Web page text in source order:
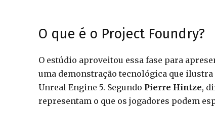
O que é o Project Foundry?
O estúdio aproveitou essa fase para
uma demonstração tecnológica que
Unreal Engine 5. Segundo Pierre Hintze,
representam o que os jogadores podem